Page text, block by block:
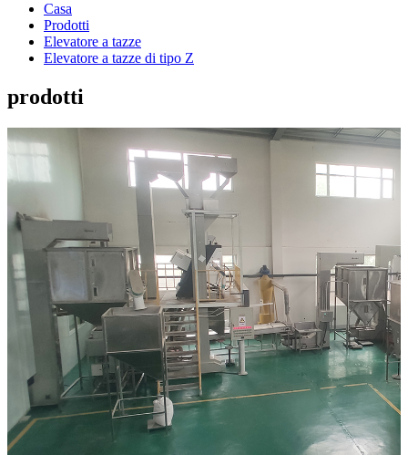
Casa
Prodotti
Elevatore a tazze
Elevatore a tazze di tipo Z
prodotti